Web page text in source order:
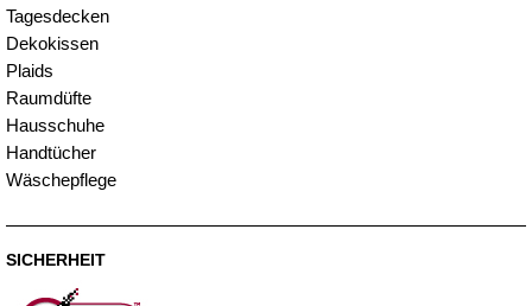
Tagesdecken
Dekokissen
Plaids
Raumdüfte
Hausschuhe
Handtücher
Wäschepflege
SICHERHEIT